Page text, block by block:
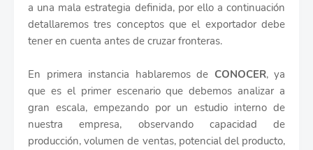
a una mala estrategia definida, por ello a continuación
detallaremos tres conceptos que el exportador debe
tener en cuenta antes de cruzar fronteras.
En primera instancia hablaremos de CONOCER, ya
que es el primer escenario que debemos analizar a
gran escala, empezando por un estudio interno de
nuestra empresa, observando capacidad de
producción, volumen de ventas, potencial del producto,